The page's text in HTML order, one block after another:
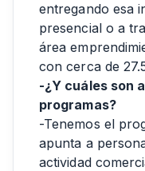
entregando esa
presencial o a
área
con cerca de
-¿Y cuáles son
programas?
-Tenemos el
apunta a
actividad